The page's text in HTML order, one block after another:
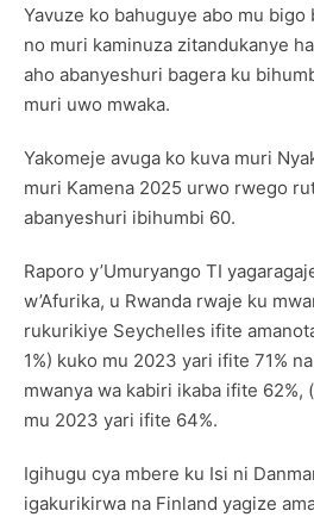
Yavuze ko bahuguye abo mu bigo
no muri kaminuza zitandukanye
aho abanyeshuri bagera ku
muri uwo mwaka.
Yakomeje avuga ko kuva muri
muri Kamena 2025 urwo rwego
abanyeshuri ibihumbi 60.
Raporo y’Umuryango TI
w’Afurika, u Rwanda rwaje ku
rukurikiye Seychelles ifite
1%) kuko mu 2023 yari ifite 71%
mwanya wa kabiri ikaba ifite 62%,
mu 2023 yari ifite 64%.
Igihugu cya mbere ku Isi ni
igakurikirwa na Finland yagize